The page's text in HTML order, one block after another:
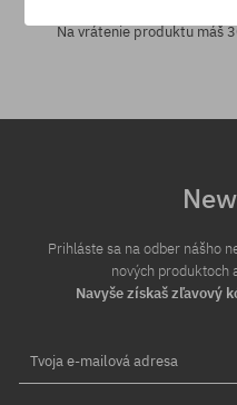
Na vrátenie produktu máš
Prihláste sa na odber nášho
nových produktoch
Navyše získaš zľavový
Tvoja e-mailová adresa